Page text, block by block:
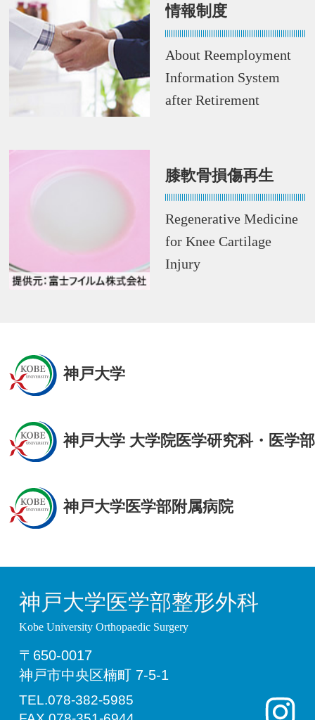
情報制度
About Reemployment
Information System
after Retirement
膝軟骨損傷再生
Regenerative Medicine
for Knee Cartilage
Injury
神戸大学
神戸大学 大学院医学研究科・医学部
神戸大学医学部附属病院
神戸大学医学部整形外科
Kobe University Orthopaedic Surgery
〒650-0017
神戸市中央区楠町 7-5-1
TEL.078-382-5985